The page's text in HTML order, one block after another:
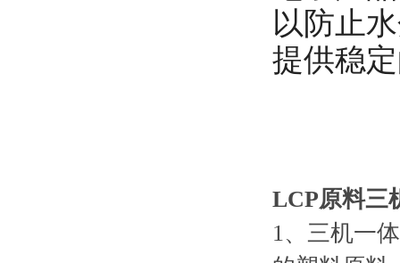
以防止
提供稳
LCP原料三
1、三机一